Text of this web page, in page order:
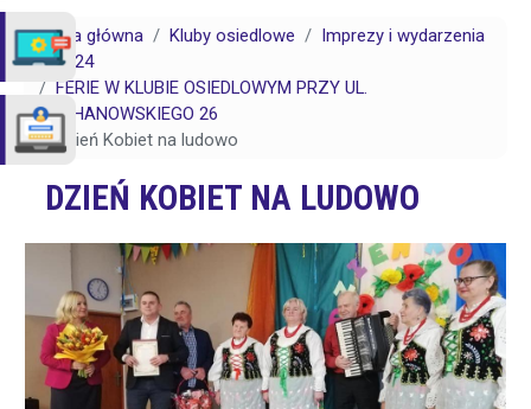
Strona główna Kluby osiedlowe
Imprezy i wydarzenia
2024
FERIE W KLUBIE OSIEDLOWYM PRZY UL.
KOCHANOWSKIEGO 26
Dzień Kobiet na ludowo
DZIEŃ KOBIET NA LUDOWO